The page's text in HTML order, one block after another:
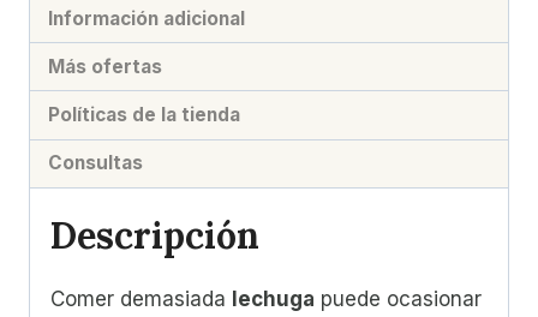
Información adicional
Más ofertas
Políticas de la tienda
Consultas
Descripción
Comer demasiada lechuga puede ocasionar